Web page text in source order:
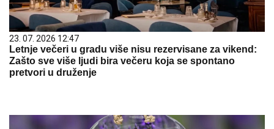
23. 07. 2026 12:47
Letnje večeri u gradu više nisu rezervisane za vikend:
Zašto sve više ljudi bira večeru koja se spontano
pretvori u druženje